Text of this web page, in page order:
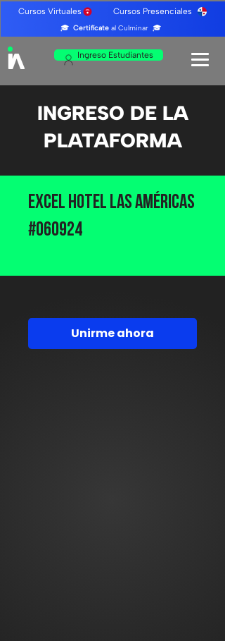
Cursos Virtuales Cursos Presenciales
🎓 Certifícate al Culminar 🎓
Ingreso Estudiantes
INGRESO DE LA
PLATAFORMA
Excel Hotel Las Américas
#060924
Unirme ahora